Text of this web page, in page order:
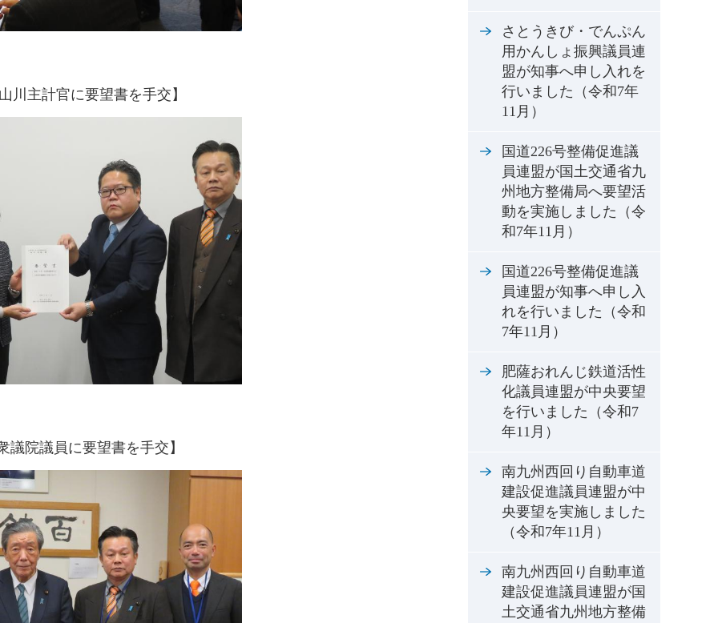
川主計官に要望書を手交】
議院議員に要望書を手交】
さとうきび・でんぷん
用かんしょ振興議員連
盟が知事へ申し入れを
行いました（令和7年
11月）
国道226号整備促進議
員連盟が国土交通省九
州地方整備局へ要望活
動を実施しました（令
和7年11月）
国道226号整備促進議
員連盟が知事へ申し入
れを行いました（令和
7年11月）
肥薩おれんじ鉄道活性
化議員連盟が中央要望
を行いました（令和7
年11月）
南九州西回り自動車道
建設促進議員連盟が中
央要望を実施しました
（令和7年11月）
南九州西回り自動車道
建設促進議員連盟が国
土交通省九州地方整備